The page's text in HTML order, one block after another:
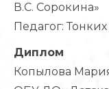
В.С. Сорокина»
Педагог:
Диплом
Копылова